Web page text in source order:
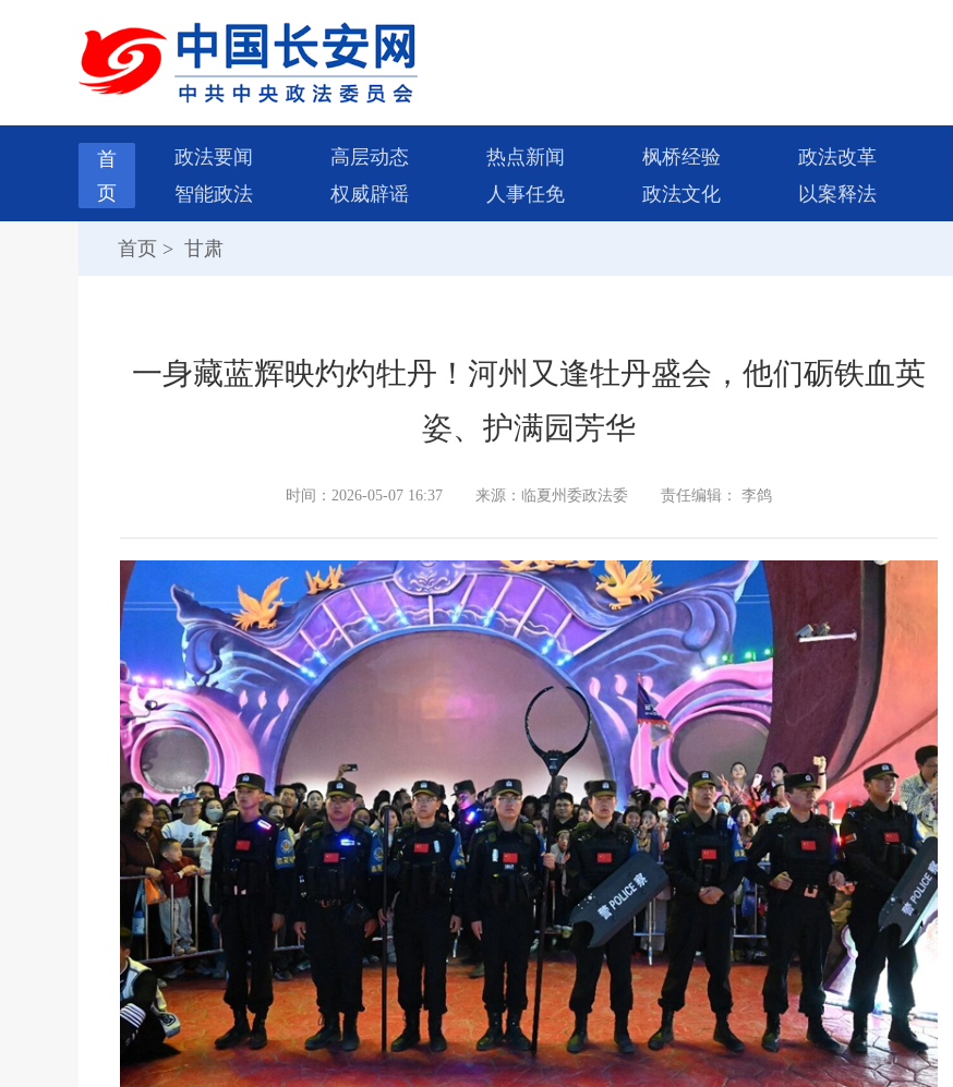
首
页
政法要闻 高层动态 热点新闻 枫桥经验 政法改革
智能政法
权威辟谣 人事任免 政法文化 以案释法
首页 > 甘肃
一身藏蓝辉映灼灼牡丹！河州又逢牡丹盛会，他们砺铁血英
姿、护满园芳华
时间：2026-05-07 16:37 来源：临夏州委政法委 责任编辑： 李鸽